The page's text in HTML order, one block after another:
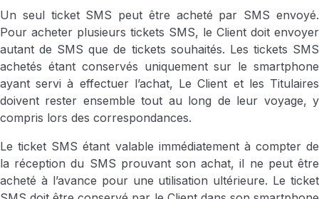
Un seul ticket SMS peut être acheté par SMS envoyé.
Pour acheter plusieurs tickets SMS, le Client doit envoyer
autant de SMS que de tickets souhaités. Les tickets SMS
achetés étant conservés uniquement sur le smartphone
ayant servi à effectuer l’achat, Le Client et les Titulaires
doivent rester ensemble tout au long de leur voyage, y
compris lors des correspondances.
Le ticket SMS étant valable immédiatement à compter de
la réception du SMS prouvant son achat, il ne peut être
acheté à l’avance pour une utilisation ultérieure. Le ticket